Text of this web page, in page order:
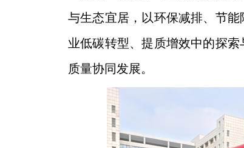
与生态宜居，以环保减排、节
业低碳转型、提质增效中的探
质量协同发展。